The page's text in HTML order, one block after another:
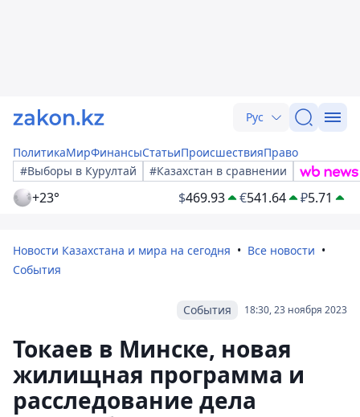
Рус
ПолитикаМирФинансыСтатьиПроисшествияПраво
#Выборы в Курултай
#Казахстан в сравнении
+23° $469.93 €541.64 ₽5.71
Новости Казахстана и мира на сегодня
Все новости
События
18:30, 23 ноября 2023
События
Токаев в Минске, новая
жилищная программа и
расследование дела